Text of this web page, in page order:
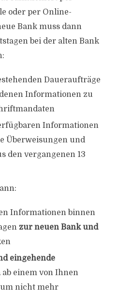
oder per Online-
Bank muss dann
bei der alten Bank
Daueraufträge
Informationen zu
Informationen
Überweisungen und
den vergangenen 13
Informationen binnen
zur neuen Bank und
eingehende
ab einem von Ihnen
nicht mehr